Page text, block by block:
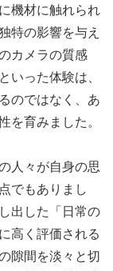
機材に触れられ
特の影響を与え
カメラの質感
いった体験は、
のではなく、あ
を育みました。
人々が自身の思
でもありまし
出した「日常の
高く評価される
隙間を淡々と切